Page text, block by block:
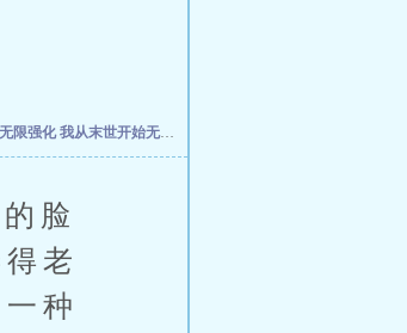
限强化我从末世开始无敌
脸
老
种